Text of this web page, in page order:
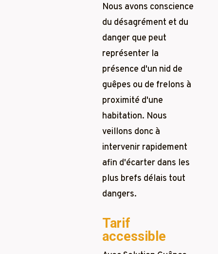
Nous avons conscience
du désagrément et du
danger que peut
représenter la
présence d'un nid de
guêpes ou de frelons à
proximité d'une
habitation. Nous
veillons donc à
intervenir rapidement
afin d'écarter dans les
plus brefs délais tout
dangers.
Tarif
accessible